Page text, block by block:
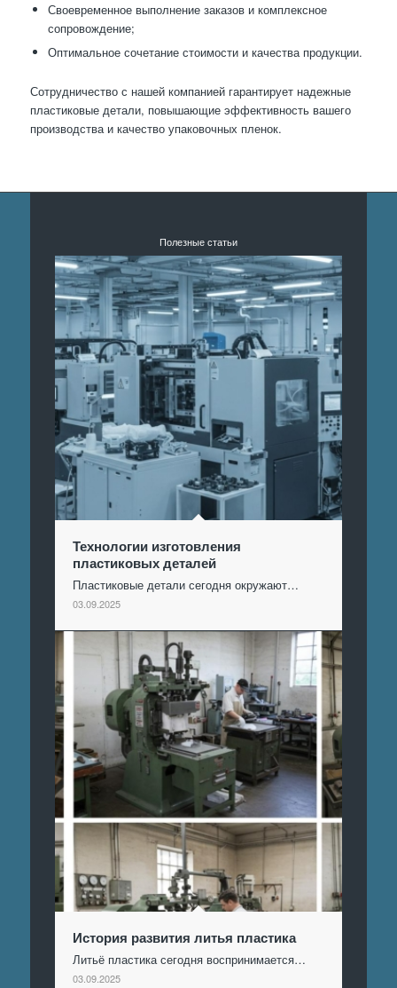
Своевременное выполнение заказов и комплексное
сопровождение;
Оптимальное сочетание стоимости и качества продукции.
Сотрудничество с нашей компанией гарантирует надежные
пластиковые детали, повышающие эффективность вашего
производства и качество упаковочных пленок.
Полезные статьи
Технологии изготовления
пластиковых деталей
Пластиковые детали сегодня окружают…
03.09.2025
История развития литья пластика
Литьё пластика сегодня воспринимается…
03.09.2025